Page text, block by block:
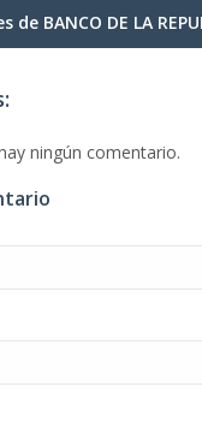
de BANCO DE LA
ningún comentario.